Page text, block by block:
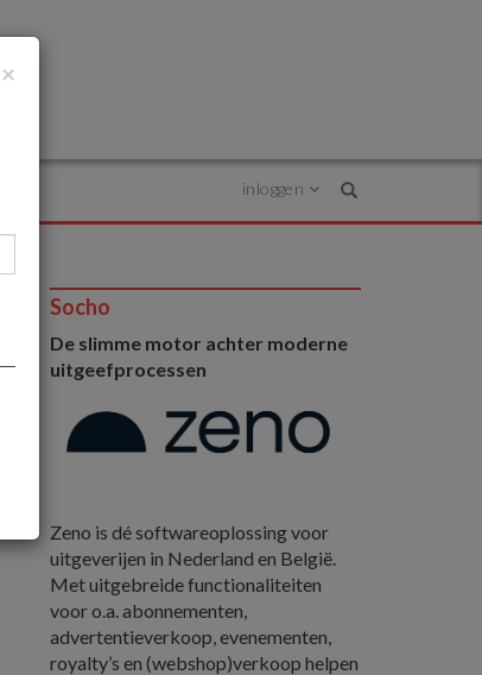
inloggen
Socho
De slimme motor achter moderne
uitgeefprocessen
Zeno is dé softwareoplossing voor
uitgeverijen in Nederland en België.
Met uitgebreide functionaliteiten
voor o.a. abonnementen,
advertentieverkoop, evenementen,
royalty’s en (webshop)verkoop helpen
×